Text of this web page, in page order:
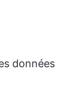
données